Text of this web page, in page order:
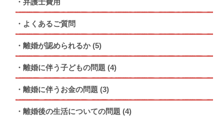
よくあるご質問
離婚が認められるか (5)
離婚に伴う子どもの問題 (4)
離婚に伴うお金の問題 (3)
離婚後の生活についての問題 (4)